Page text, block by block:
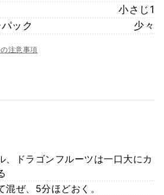
小さじ1
ック
少々
注意事項
、ドラゴンフルーツは一口大にカ
ぜ、5分ほどおく。